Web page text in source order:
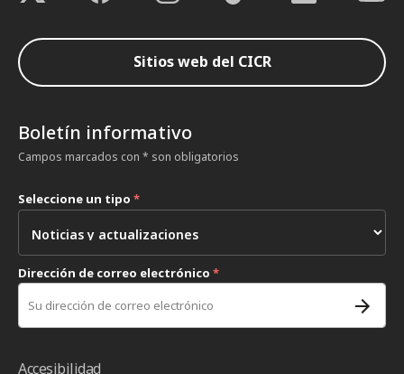
Sitios web del CICR
Boletín informativo
Campos marcados con * son obligatorios
Seleccione un tipo *
Dirección de correo electrónico *
Accesibilidad